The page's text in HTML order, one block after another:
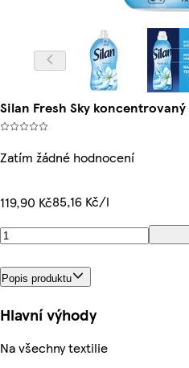
Silan Fresh Sky
Zatím žádné hodnocení
119,90 Kč85,16 Kč/l
Popis produktu
Hlavní výhody
Na všechny textilie